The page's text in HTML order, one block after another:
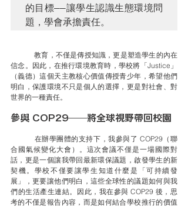
的目標——讓學生認識生態環境問
題，學會承擔責任。
	教育，不僅是傳授知識，更是塑造學生的內在
信念。因此，在推行環境教育時，學校將「Justice」
（義德）這個天主教核心價值傳授青少年，希望他們
明白，保護環境不只是個人的選擇，更是對社會、對
世界的一種責任。
參與 COP29——將全球視野帶回校園
合國氣候變化大會）。這次會議不僅是一場國際對
話，更是一個讓我帶回最新環保議題，啟發學生的新
契機。學校不僅要讓學生知道什麼是「可持續發
展」，更要讓他們明白，這些全球性的議題如何與我
們的生活產生連結。因此，我在參與 COP29 後，思
考的不僅是報告內容，而是如何結合學校推行的價值